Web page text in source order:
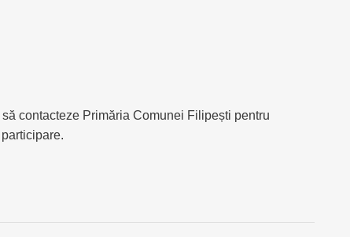
contacteze Primăria Comunei Filipești pentru